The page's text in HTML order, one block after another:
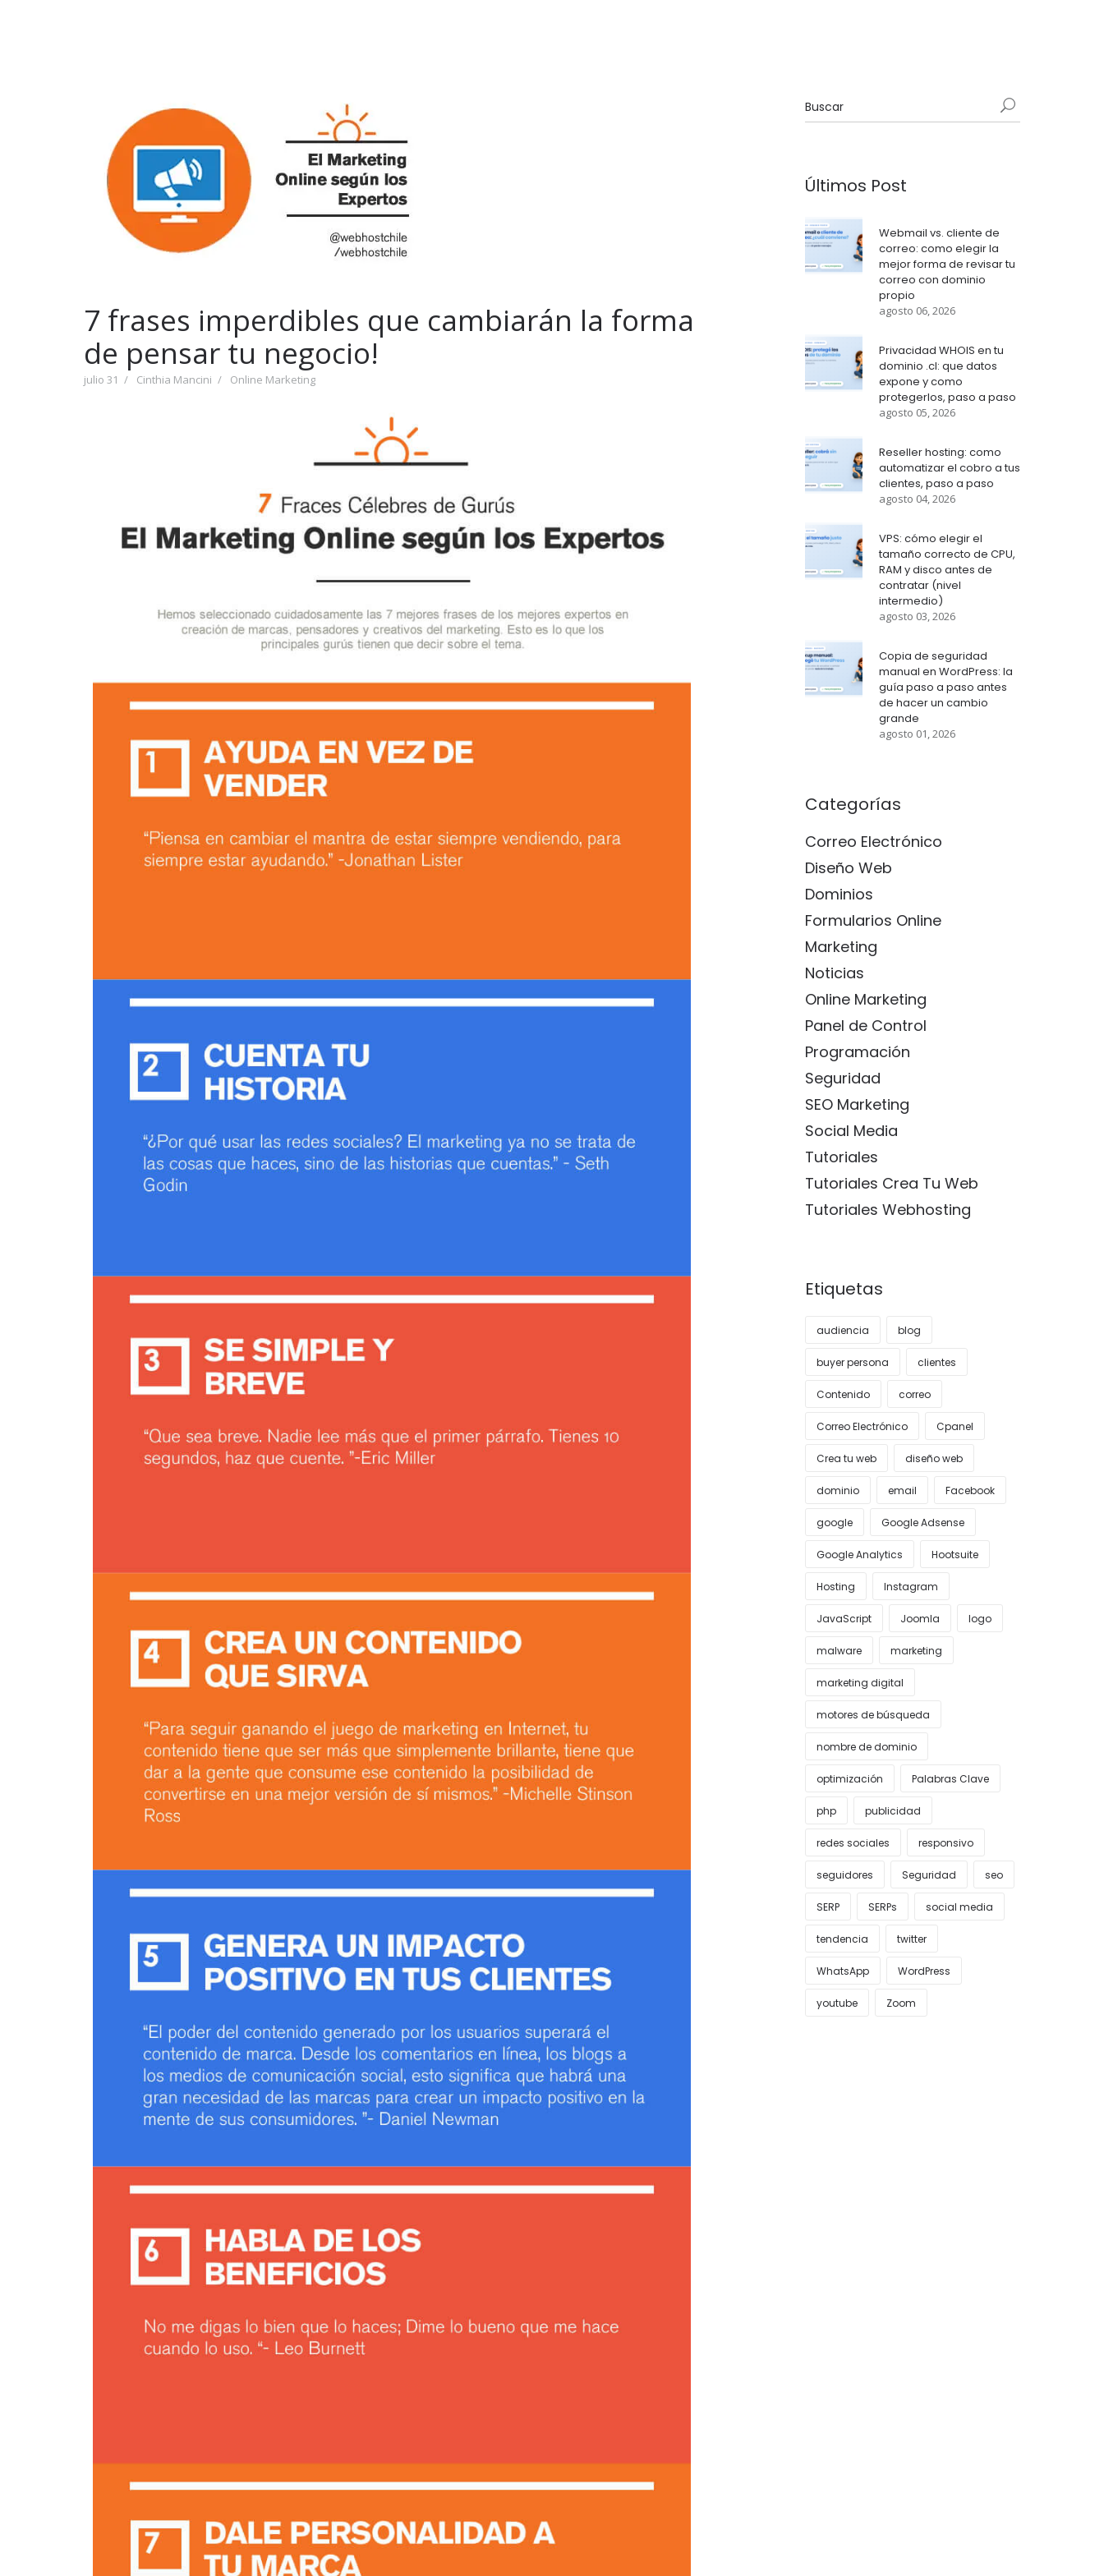
7 frases imperdibles que cambiarán la forma
de pensar tu negocio!
julio 31 Cinthia Mancini Online Marketing
Últimos Post
Webmail vs. cliente de
correo: como elegir la
mejor forma de revisar tu
correo con dominio
propio
agosto 06, 2026
Privacidad WHOIS en tu
dominio .cl: que datos
expone y como
protegerlos, paso a paso
agosto 05, 2026
Reseller hosting: como
automatizar el cobro a tus
clientes, paso a paso
agosto 04, 2026
VPS: cómo elegir el
tamaño correcto de CPU,
RAM y disco antes de
contratar (nivel
intermedio)
agosto 03, 2026
Copia de seguridad
manual en WordPress: la
guía paso a paso antes
de hacer un cambio
grande
agosto 01, 2026
Categorías
Correo Electrónico
Diseño Web
Dominios
Formularios Online
Marketing
Noticias
Online Marketing
Panel de Control
Programación
Seguridad
SEO Marketing
Social Media
Tutoriales
Tutoriales Crea Tu Web
Tutoriales Webhosting
Etiquetas
audiencia blog
buyer persona clientes
Contenido correo
Correo Electrónico Cpanel
Crea tu web diseño web
dominio email Facebook
google Google Adsense
Google Analytics Hootsuite
Hosting Instagram
JavaScript Joomla logo
malware marketing
marketing digital
motores de búsqueda
nombre de dominio
optimización Palabras Clave
php publicidad
redes sociales responsivo
seguidores Seguridad seo
SERP SERPs social media
tendencia twitter
WhatsApp WordPress
youtube Zoom